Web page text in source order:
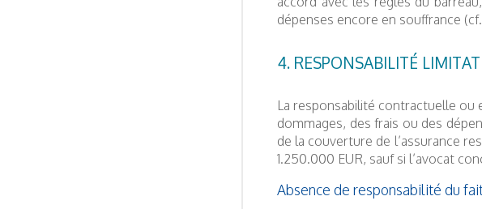
dépenses encore en souffrance
4. RESPONSABILITÉ
La responsabilité contractuelle ou
dommages, des frais ou des
de la couverture de l’assurance
1.250.000 EUR, sauf si l’avocat
Absence de responsabilité du